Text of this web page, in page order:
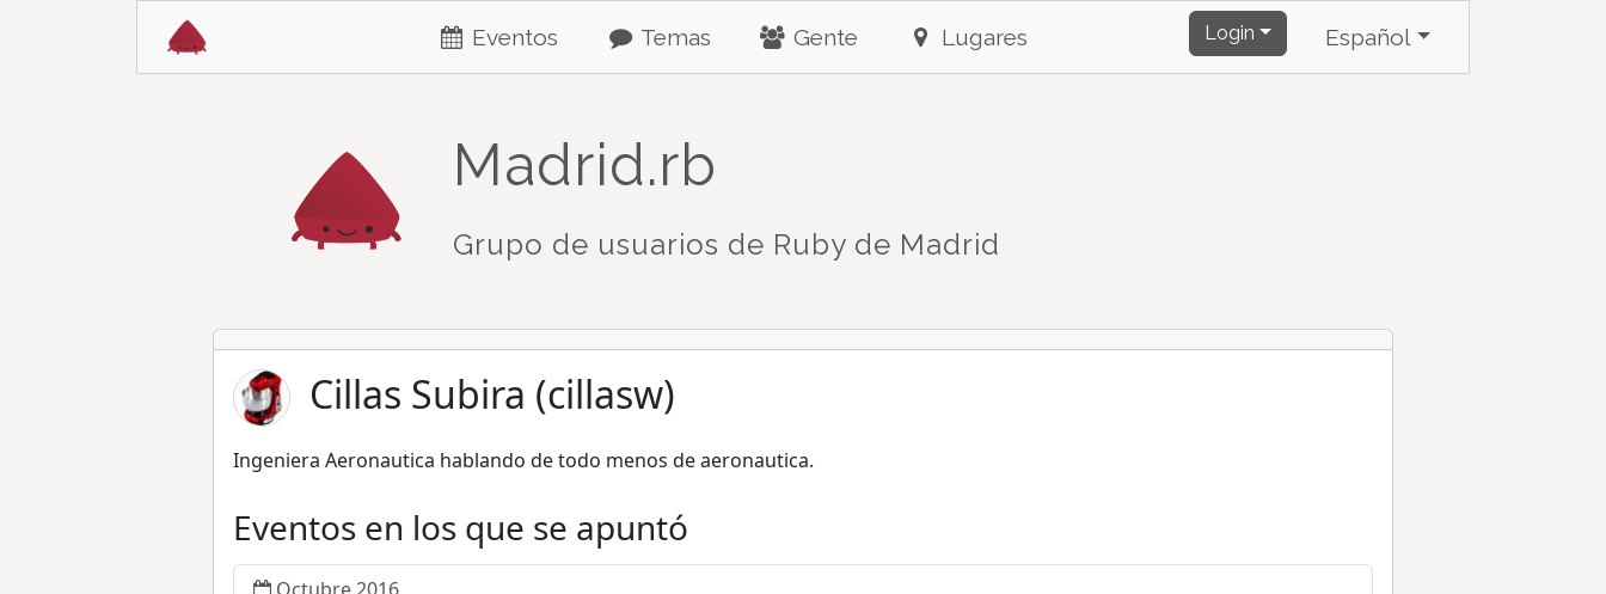
Eventos Temas Gente Lugares Login Español
Madrid.rb
Grupo de usuarios de Ruby de Madrid
Cillas Subira (cillasw)
Ingeniera Aeronautica hablando de todo menos de aeronautica.
Eventos en los que se apuntó